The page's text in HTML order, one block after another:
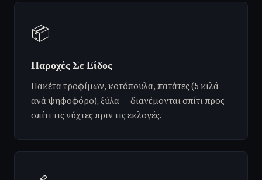
📦
Παροχές Σε Είδος
Πακέτα τροφίμων, κοτόπουλα, πατάτες (5 κιλά
ανά ψηφοφόρο), ξύλα — διανέμονται σπίτι προς
σπίτι τις νύχτες πριν τις εκλογές.